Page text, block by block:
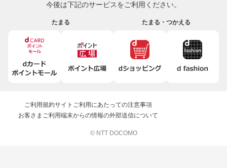
今後は下記のサービスをご利用ください。
たまる たまる・つかえる
ご利用規約サイトご利用にあたっての注意事項
お客さまご利用端末からの情報の外部送信について
© NTT DOCOMO